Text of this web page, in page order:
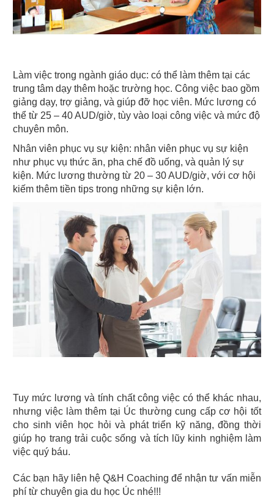
Làm việc trong ngành giáo dục: có thể làm thêm tại các
trung tâm dạy thêm hoặc trường học. Công việc bao gồm
giảng dạy, trợ giảng, và giúp đỡ học viên. Mức lương có
thể từ 25 – 40 AUD/giờ, tùy vào loại công việc và mức độ
chuyên môn.
Nhân viên phục vụ sự kiện: nhân viên phục vụ sự kiện
như phục vụ thức ăn, pha chế đồ uống, và quản lý sự
kiện. Mức lương thường từ 20 – 30 AUD/giờ, với cơ hội
kiếm thêm tiền tips trong những sự kiện lớn.
Tuy mức lương và tính chất công việc có thể khác nhau,
nhưng việc làm thêm tại Úc thường cung cấp cơ hội tốt
cho sinh viên học hỏi và phát triển kỹ năng, đồng thời
giúp họ trang trải cuộc sống và tích lũy kinh nghiệm làm
việc quý báu.
Các bạn hãy liên hệ Q&H Coaching để nhận tư vấn miễn
phí từ chuyên gia du học Úc nhé!!!